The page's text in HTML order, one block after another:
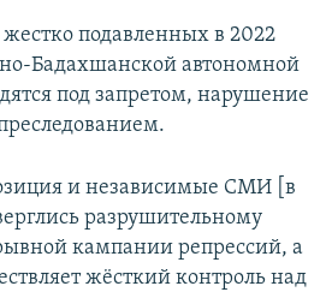
подавленных в 2022
Бадахшанской автономной
под запретом, нарушение
и независимые СМИ [в
разрушительному
кампании репрессий, а
жёсткий контроль над